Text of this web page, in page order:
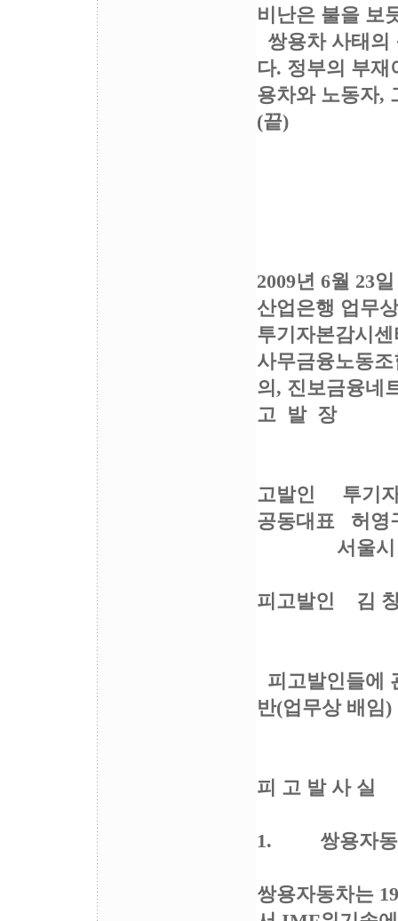
비난은 불을 보
쌍용차 사태의
다. 정부의 부
용차와 노동자,
(끝)
2009년 6월 23일
산업은행 업무
투기자본감시
사무금융노동
의, 진보금융네
고 발 장
고발인 투기자
공동대표 허영
서울시
피고발인 김
피고발인들에
반(업무상 배임
피 고 발 사 실
1. 쌍용자동
쌍용자동차는